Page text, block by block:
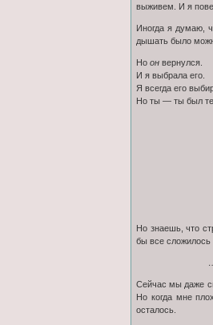
выживем. И я
Иногда я думаю,
дышать было
Но он вернулся.
И я выбрала его.
Я всегда его
Но ты — ты был
Но знаешь, что
бы все
Сейчас мы даже
Но когда мне
осталось.